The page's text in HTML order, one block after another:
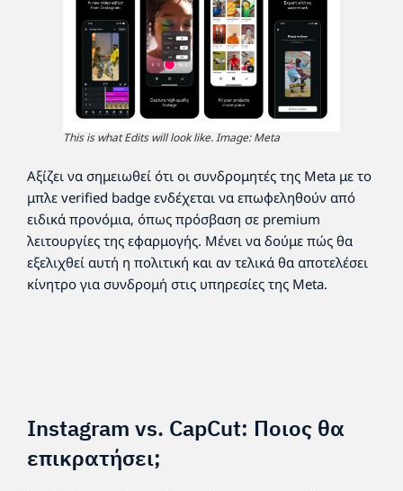
This is what Edits will look like. Image: Meta
Αξίζει να σημειωθεί ότι οι συνδρομητές της Meta με το
μπλε verified badge ενδέχεται να επωφεληθούν από
ειδικά προνόμια, όπως πρόσβαση σε premium
λειτουργίες της εφαρμογής. Μένει να δούμε πώς θα
εξελιχθεί αυτή η πολιτική και αν τελικά θα αποτελέσει
κίνητρο για συνδρομή στις υπηρεσίες της Meta.
Instagram vs. CapCut: Ποιος θα
επικρατήσει;